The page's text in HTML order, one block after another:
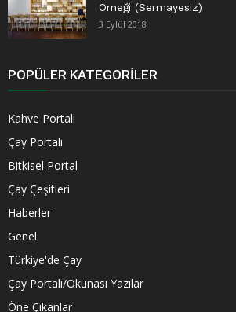
Örneği (Sermayesiz)
3 Eylül 2018
POPÜLER KATEGORILER
Kahve Portalı
Çay Portalı
Bitkisel Portal
Çay Çeşitleri
Haberler
Genel
Türkiye'de Çay
Çay Portalı/Okunası Yazılar
Öne Çıkanlar